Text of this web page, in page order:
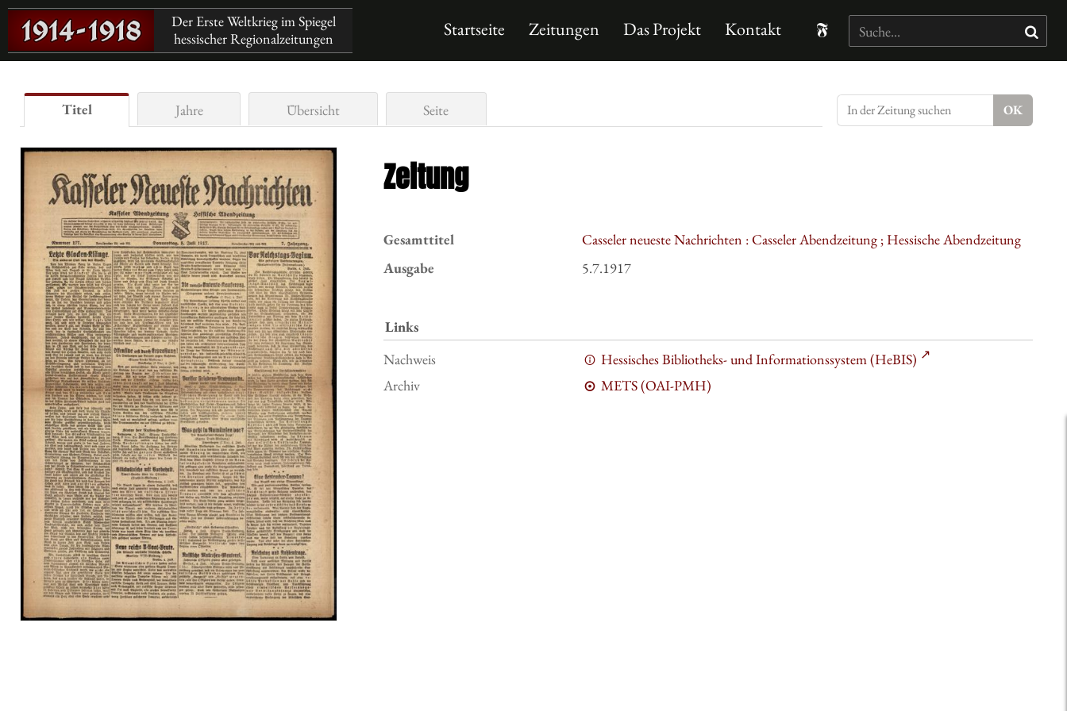
Der Erste Weltkrieg im Spiegel
hessischer Regionalzeitungen
Startseite Zeitungen Das Projekt Kontakt
Titel Jahre Übersicht Seite
Zeitung
Gesamttitel
Casseler neueste Nachrichten : Casseler Abendzeitung ; Hessische Abendzeitung
Ausgabe
5.7.1917
Links
Nachweis
Hessisches Bibliotheks- und Informationssystem (HeBIS)
Archiv
METS (OAI-PMH)